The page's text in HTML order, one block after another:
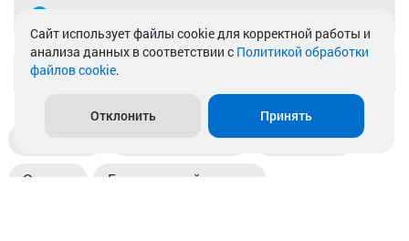
info@akkamulik.by
Пункты выдачи Магазины
Оплата Безналичный расчет
Cайт использует файлы cookie для корректной работы и
анализа данных в соответствии с Политикой обработки
файлов cookie.
Отклонить Принять